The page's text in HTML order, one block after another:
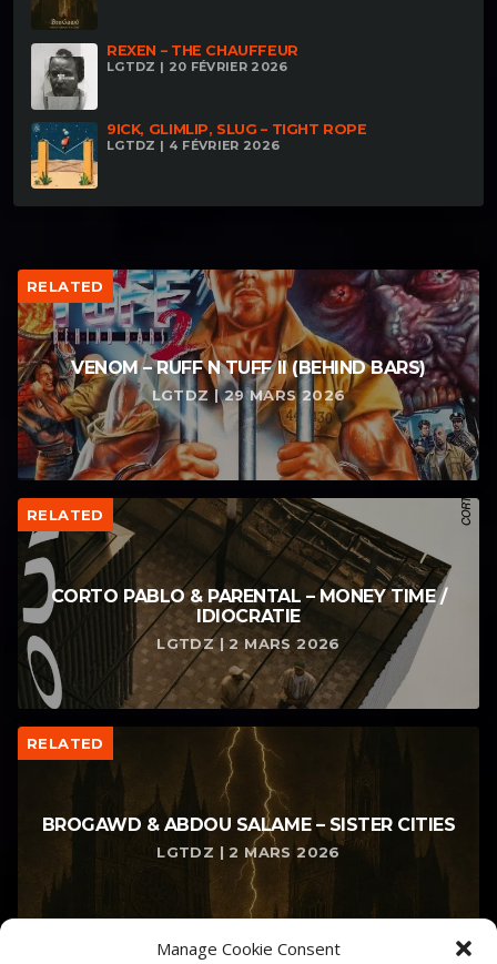
Manage Cookie Consent
REXEN – THE CHAUFFEUR
LGTDZ | 20 FÉVRIER 2026
9ICK, GLIMLIP, SLUG – TIGHT ROPE
LGTDZ | 4 FÉVRIER 2026
RELATED
VENOM – RUFF N TUFF II (BEHIND BARS)
LGTDZ | 29 MARS 2026
RELATED
CORTO PABLO & PARENTAL – MONEY TIME /
IDIOCRATIE
LGTDZ | 2 MARS 2026
RELATED
BROGAWD & ABDOU SALAME – SISTER CITIES
LGTDZ | 2 MARS 2026